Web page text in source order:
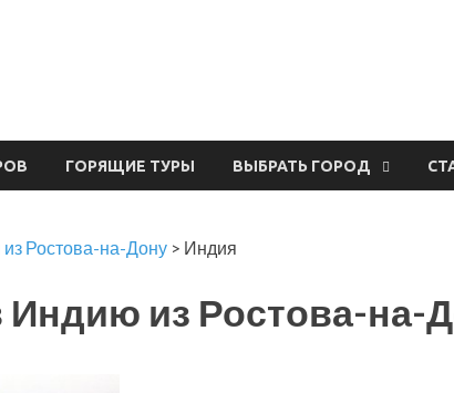
ГОРЯЩИЕ ТУРЫ ВЫБРАТЬ ГОРОД
Ростова-на-Дону > Индия
из Ростова-на-